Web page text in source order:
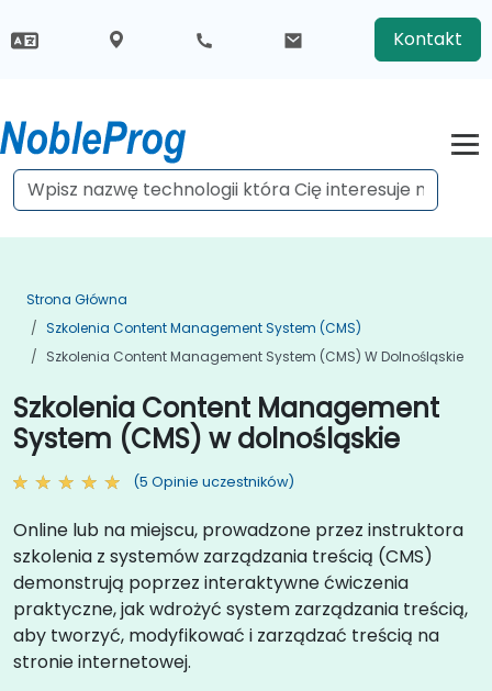
Kontakt
Strona Główna
Szkolenia Content Management System (CMS)
Szkolenia Content Management System (CMS) W Dolnośląskie
Szkolenia Content Management
System (CMS) w dolnośląskie
(5 Opinie uczestników)
Online lub na miejscu, prowadzone przez instruktora
szkolenia z systemów zarządzania treścią (CMS)
demonstrują poprzez interaktywne ćwiczenia
praktyczne, jak wdrożyć system zarządzania treścią,
aby tworzyć, modyfikować i zarządzać treścią na
stronie internetowej.